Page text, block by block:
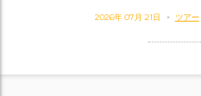
2026年 07月 21日 ツアー